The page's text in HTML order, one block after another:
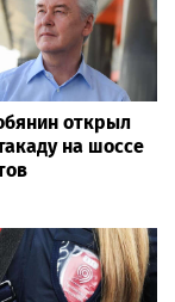
открыл
на шоссе